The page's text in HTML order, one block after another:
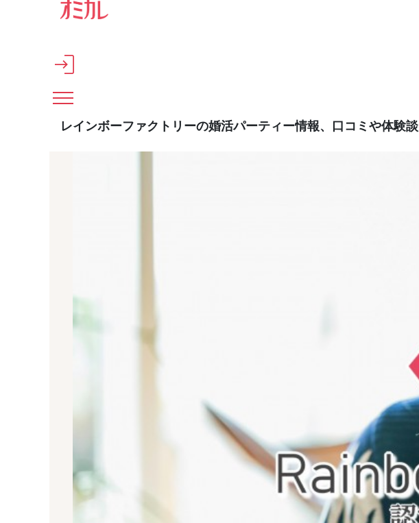
メインコンテンツへスキップ
レインボーファクトリーの婚活パーティー情報、口コミや体験談